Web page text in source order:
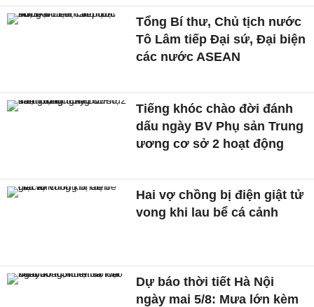
Tổng Bí thư, Chủ tịch nước
Tô Lâm tiếp Đại sứ, Đại biện
các nước ASEAN
Tiếng khóc chào đời đánh
dấu ngày BV Phụ sản Trung
ương cơ sở 2 hoạt động
Hai vợ chồng bị điện giật tử
vong khi lau bể cá cảnh
Dự báo thời tiết Hà Nội
ngày mai 5/8: Mưa lớn kèm